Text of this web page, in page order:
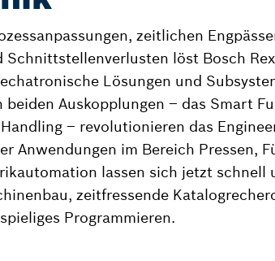
zeitlichen
Schnittstellenverlusten löst Bosch
Lösungen und
beiden Auskopplungen – das Smart
– revolutionieren das
Anwendungen im Bereich Pressen,
lassen sich jetzt
zeitfressende
Programmieren.